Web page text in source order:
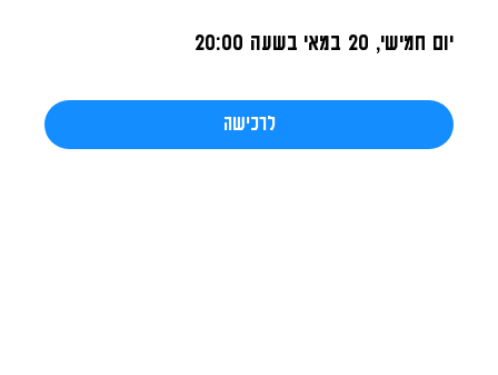
יום חמישי, 20 במאי בשעה 20:00
לרכישה